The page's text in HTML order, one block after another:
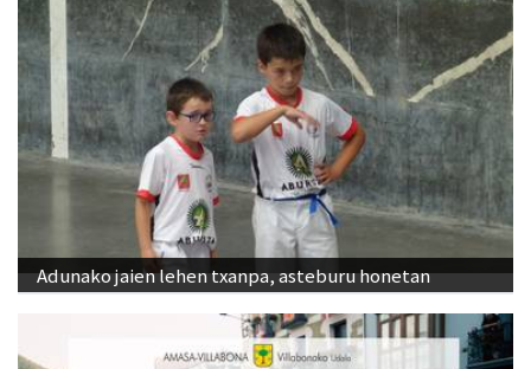
Adunako jaien lehen txanpa, asteburu honetan